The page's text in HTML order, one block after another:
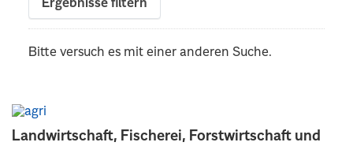
Landwirtschaft, Fischerei, Forstwirtschaft und
Ergebnisse filtern
Bitte versuch es mit einer anderen Suche.